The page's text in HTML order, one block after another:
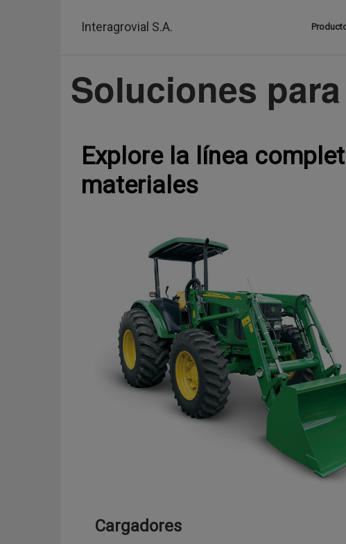
Interagrovial S.A.
Soluciones
Explore la línea
materiales
Cargadores